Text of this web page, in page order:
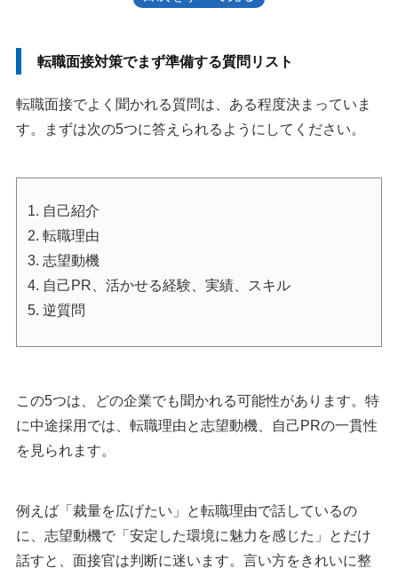
転職エージェントにおける面接対策の流れ
ハローワークでも面接対策は相談できる
転職面接の注意点
2：マイナビ転職エージェント
3：リクルートエージェント
転職面接対策まとめ
転職面接対策でまず準備する質問リスト
転職面接でよく聞かれる質問は、ある程度決まっていま
す。まずは次の5つに答えられるようにしてください。
1. 自己紹介
2. 転職理由
3. 志望動機
4. 自己PR、活かせる経験、実績、スキル
5. 逆質問
この5つは、どの企業でも聞かれる可能性があります。特
に中途採用では、転職理由と志望動機、自己PRの一貫性
を見られます。
例えば「裁量を広げたい」と転職理由で話しているの
に、志望動機で「安定した環境に魅力を感じた」とだけ
話すと、面接官は判断に迷います。言い方をきれいに整